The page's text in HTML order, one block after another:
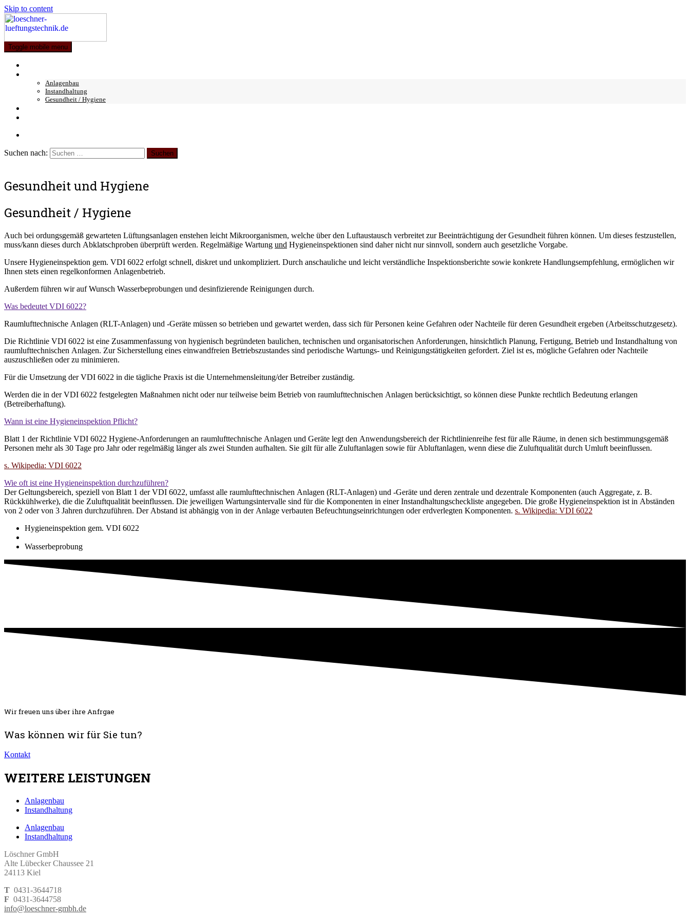
Skip to content
Toggle mobile menu
Anlagenbau
Instandhaltung
Gesundheit / Hygiene
Suchen nach:
Gesundheit und Hygiene
Gesundheit / Hygiene
Auch bei ordungsgemäß gewarteten Lüftungsanlagen enstehen leicht Mikroorganismen, welche über den Luftaustausch verbreitet zur Beeinträchtigung der Gesundheit führen können. Um dieses festzustellen,
muss/kann dieses durch Abklatschproben überprüft werden. Regelmäßige Wartung und Hygieneinspektionen sind daher nicht nur sinnvoll, sondern auch gesetzliche Vorgabe.
Unsere Hygieneinspektion gem. VDI 6022 erfolgt schnell, diskret und unkompliziert. Durch anschauliche und leicht verständliche Inspektionsberichte sowie konkrete Handlungsempfehlung, ermöglichen wir
Ihnen stets einen regelkonformen Anlagenbetrieb.
Außerdem führen wir auf Wunsch Wasserbeprobungen und desinfizierende Reinigungen durch.
Was bedeutet VDI 6022?
Raumlufttechnische Anlagen (RLT-Anlagen) und -Geräte müssen so betrieben und gewartet werden, dass sich für Personen keine Gefahren oder Nachteile für deren Gesundheit ergeben (Arbeitsschutzgesetz).
Die Richtlinie VDI 6022 ist eine Zusammenfassung von hygienisch begründeten baulichen, technischen und organisatorischen Anforderungen, hinsichtlich Planung, Fertigung, Betrieb und Instandhaltung von
raumlufttechnischen Anlagen. Zur Sicherstellung eines einwandfreien Betriebszustandes sind periodische Wartungs- und Reinigungstätigkeiten gefordert. Ziel ist es, mögliche Gefahren oder Nachteile
auszuschließen oder zu minimieren.
Für die Umsetzung der VDI 6022 in die tägliche Praxis ist die Unternehmensleitung/der Betreiber zuständig.
Werden die in der VDI 6022 festgelegten Maßnahmen nicht oder nur teilweise beim Betrieb von raumlufttechnischen Anlagen berücksichtigt, so können diese Punkte rechtlich Bedeutung erlangen
(Betreiberhaftung).
Wann ist eine Hygieneinspektion Pflicht?
Blatt 1 der Richtlinie VDI 6022 Hygiene-Anforderungen an raumlufttechnische Anlagen und Geräte legt den Anwendungsbereich der Richtlinienreihe fest für alle Räume, in denen sich bestimmungsgemäß
Personen mehr als 30 Tage pro Jahr oder regelmäßig länger als zwei Stunden aufhalten. Sie gilt für alle Zuluftanlagen sowie für Abluftanlagen, wenn diese die Zuluftqualität durch Umluft beeinflussen.
s. Wikipedia: VDI 6022
Wie oft ist eine Hygieneinspektion durchzuführen?
Der Geltungsbereich, speziell von Blatt 1 der VDI 6022, umfasst alle raumlufttechnischen Anlagen (RLT-Anlagen) und -Geräte und deren zentrale und dezentrale Komponenten (auch Aggregate, z. B.
Rückkühlwerke), die die Zuluftqualität beeinflussen. Die jeweiligen Wartungsintervalle sind für die Komponenten in einer Instandhaltungscheckliste angegeben. Die große Hygieneinspektion ist in Abständen
von 2 oder von 3 Jahren durchzuführen. Der Abstand ist abhängig von in der Anlage verbauten Befeuchtungseinrichtungen oder erdverlegten Komponenten. s. Wikipedia: VDI 6022
Hygieneinspektion gem. VDI 6022
Wasserbeprobung
Wir freuen uns über ihre Anfrgae
Was können wir für Sie tun?
Kontakt
WEITERE LEISTUNGEN
Anlagenbau
Instandhaltung
Anlagenbau
Instandhaltung
Löschner GmbH
Alte Lübecker Chaussee 21
24113 Kiel
T 0431-3644718
F 0431-3644758
info@loeschner-gmbh.de